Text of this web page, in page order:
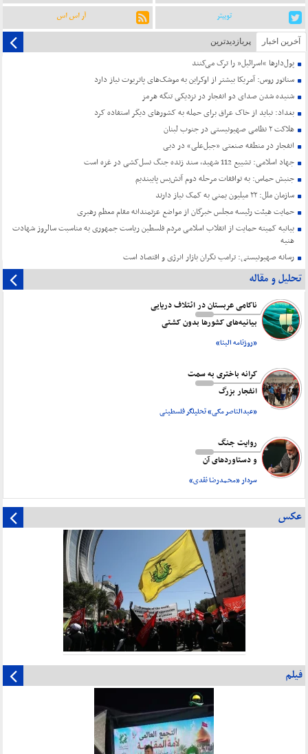
توییتر آر اس اس
آخرین اخبار پربازدیدترین
پول‌دارها “اسرائیل” را ترک می‌کنند
سناتور روس: آمریکا بیشتر از اوکراین به موشک‌های پاتریوت نیاز دارد
شنیده شدن صدای دو انفجار در نزدیکی تنگه هرمز
بغداد: نباید از خاک عراق برای حمله به کشورهای دیگر استفاده کرد
هلاکت ۲ نظامی صهیونیستی در جنوب لبنان
انفجار در منطقه صنعتی «جبل‌علی» در دبی
جهاد اسلامی: تشییع 112 شهید، سند زنده جنگ نسل‌کشی در غزه است
جنبش حماس: به توافقات مرحله دوم آتش‌بس پایبندیم
سازمان ملل: ۲۲ میلیون یمنی به کمک نیاز دارند
حمایت هیئت رئیسه مجلس خبرگان از مواضع عزتمندانه مقام معظم رهبری
بیانیه کمیته حمایت از انقلاب اسلامی مردم فلسطین ریاست جمهوری به مناسبت سالروز شهادت
هنیه
رسانه صهیونیستی: ترامپ نگران بازار انرژی و اقتصاد است
تحلیل و مقاله
ناکامی عربستان در ائتلاف دریایی
بیانیه‌های کشورها بدون کشتی
«روزنامه البنا»
کرانه باختری به سمت
انفجار بزرگ
«عبدالناصر مکی» تحلیلگر فلسطینی
روایت جنگ
و دستاورد‌های آن
سردار «محمدرضا نقدی»
عکس
فیلم